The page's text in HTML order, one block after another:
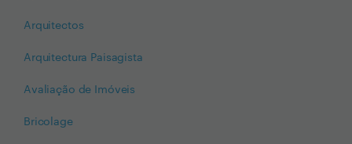
Arquitectos
Arquitectura Paisagista
Avaliação de Imóveis
Bricolage